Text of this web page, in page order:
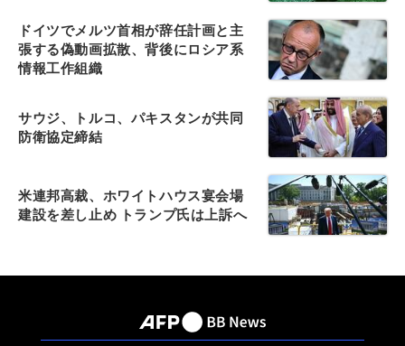
ドイツでメルツ首相が辞任計画と主
張する偽動画拡散、背後にロシア系
情報工作組織
サウジ、トルコ、パキスタンが共同
防衛協定締結
米連邦高裁、ホワイトハウス宴会場
建設を差し止め トランプ氏は上訴へ